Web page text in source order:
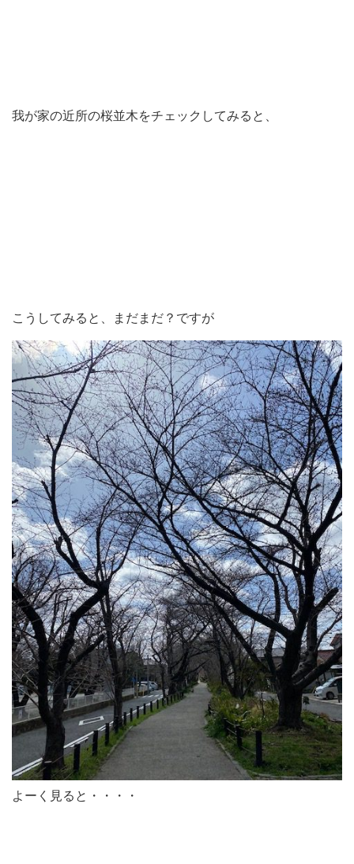
我が家の近所の桜並木をチェックしてみると、
こうしてみると、まだまだ？ですが
よーく見ると・・・・